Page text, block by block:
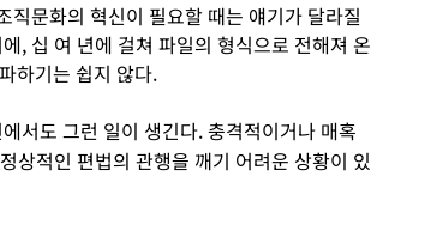
문화의 혁신이 필요할 때는 얘기가 달라질
, 십 여 년에 걸쳐 파일의 형식으로 전해져 온
하기는 쉽지 않다.
서도 그런 일이 생긴다. 충격적이거나 매혹
상적인 편법의 관행을 깨기 어려운 상황이 있